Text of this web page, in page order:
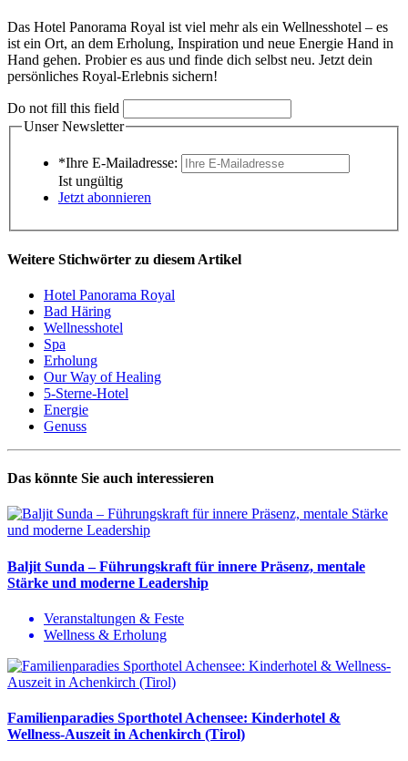
Das Hotel Panorama Royal ist viel mehr als ein Wellnesshotel – es
ist ein Ort, an dem Erholung, Inspiration und neue Energie Hand in
Hand gehen. Probier es aus und finde dich selbst neu. Jetzt dein
persönliches Royal-Erlebnis sichern!
Do not fill this field
Unser Newsletter
*Ihre E-Mailadresse:
Ist ungültig
Jetzt abonnieren
Weitere Stichwörter zu diesem Artikel
Hotel Panorama Royal
Bad Häring
Wellnesshotel
Spa
Erholung
Our Way of Healing
5-Sterne-Hotel
Energie
Genuss
Das könnte Sie auch interessieren
Baljit Sunda – Führungskraft für innere Präsenz, mentale
Stärke und moderne Leadership
Veranstaltungen & Feste
Wellness & Erholung
Familienparadies Sporthotel Achensee: Kinderhotel &
Wellness-Auszeit in Achenkirch (Tirol)